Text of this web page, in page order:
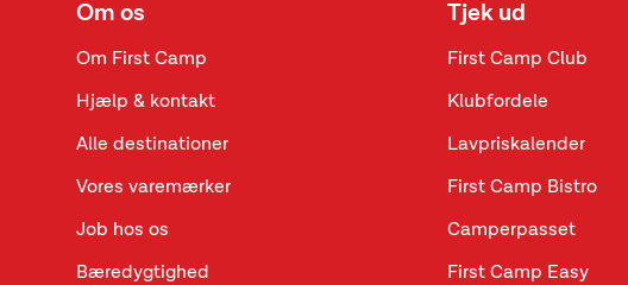
Om os
Om First Camp
Hjælp & kontakt
Alle destinationer
Vores varemærker
Job hos os
Bæredygtighed
Tjek ud
First Camp Club
Klubfordele
Lavpriskalender
First Camp Bistro
Camperpasset
First Camp Easy